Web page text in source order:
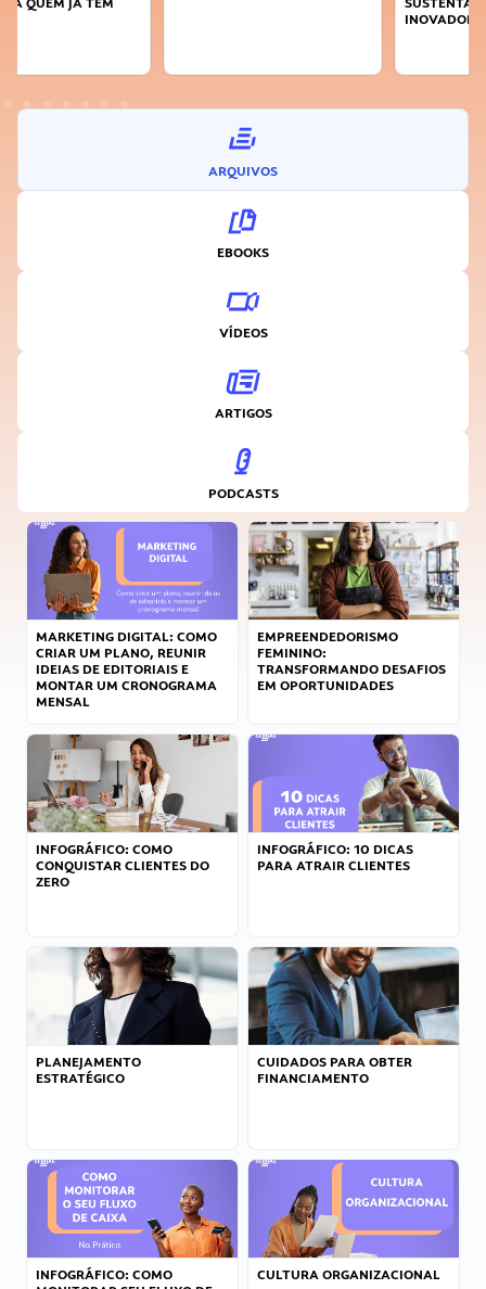
ARQUIVOS
EBOOKS
VÍDEOS
ARTIGOS
PODCASTS
MARKETING DIGITAL: COMO
CRIAR UM PLANO, REUNIR
IDEIAS DE EDITORIAIS E
MONTAR UM CRONOGRAMA
MENSAL
EMPREENDEDORISMO
FEMININO:
TRANSFORMANDO DESAFIOS
EM OPORTUNIDADES
INFOGRÁFICO: COMO
CONQUISTAR CLIENTES DO
ZERO
INFOGRÁFICO: 10 DICAS
PARA ATRAIR CLIENTES
PLANEJAMENTO
ESTRATÉGICO
CUIDADOS PARA OBTER
FINANCIAMENTO
INFOGRÁFICO: COMO
CULTURA ORGANIZACIONAL